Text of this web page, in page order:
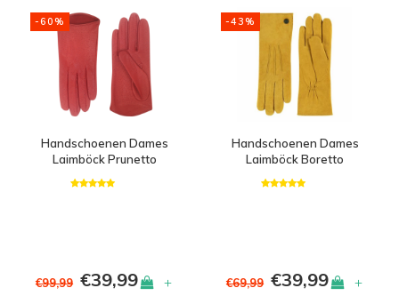
-60%
Handschoenen Dames
Laimböck Prunetto
€99,99 €39,99 +
-43%
Handschoenen Dames
Laimböck Boretto
€69,99 €39,99 +